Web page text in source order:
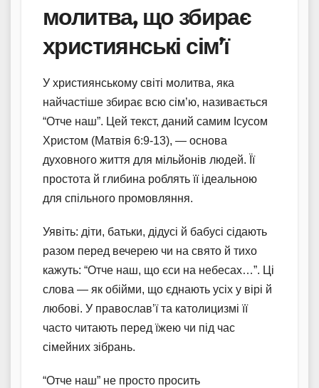
молитва, що збирає
християнські сім’ї
У християнському світі молитва, яка
найчастіше збирає всю сім’ю, називається
“Отче наш”. Цей текст, даний самим Ісусом
Христом (Матвія 6:9-13), — основа
духовного життя для мільйонів людей. Її
простота й глибина роблять її ідеальною
для спільного промовляння.
Уявіть: діти, батьки, дідусі й бабусі сідають
разом перед вечерею чи на свято й тихо
кажуть: “Отче наш, що єси на небесах…”. Ці
слова — як обійми, що єднають усіх у вірі й
любові. У православ’ї та католицизмі її
часто читають перед їжею чи під час
сімейних зібрань.
“Отче наш” не просто просить